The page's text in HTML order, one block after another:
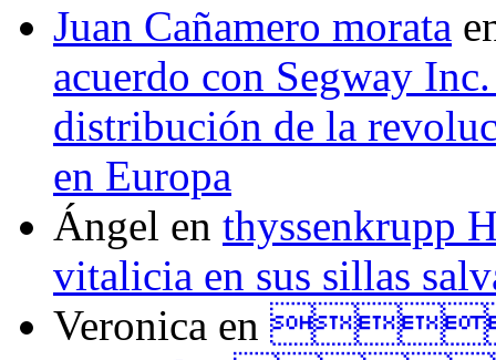
Juan Cañamero morata
acuerdo con Segway
distribución de la
en Europa
Ángel en thyssenkrupp
vitalicia en sus sillas
Veronica en